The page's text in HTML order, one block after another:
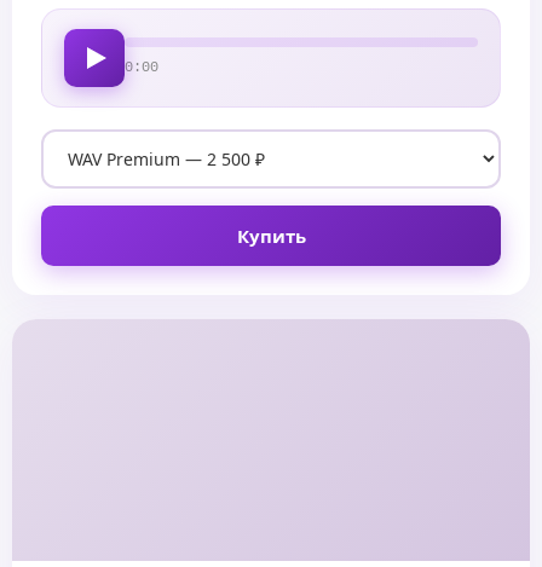
0:00
Купить